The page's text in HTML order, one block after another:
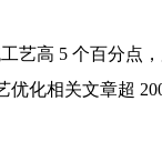
艺高 5 个百分点
化相关文章超 200